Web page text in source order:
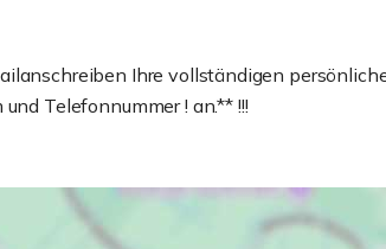
Ihre vollständigen
Telefonnummer ! an.** !!!